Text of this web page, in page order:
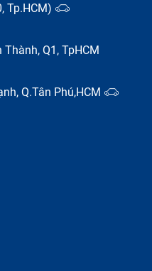
Chóng bị lỗi
khiến Chữa Ipad
Tp.HCM)
Q1, TpHCM
Q.Tân Phú,HCM